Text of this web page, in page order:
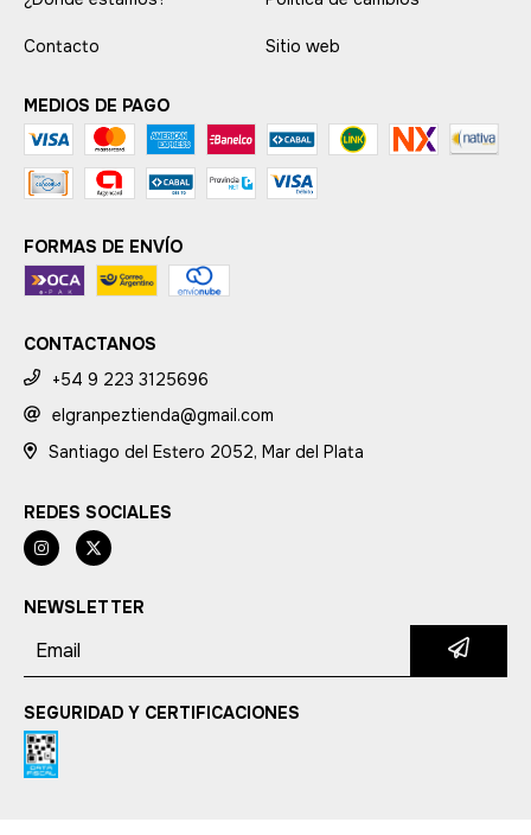
Contacto Sitio web
MEDIOS DE PAGO
FORMAS DE ENVÍO
CONTACTANOS
+54 9 223 3125696
elgranpeztienda@gmail.com
Santiago del Estero 2052, Mar del Plata
REDES SOCIALES
NEWSLETTER
SEGURIDAD Y CERTIFICACIONES